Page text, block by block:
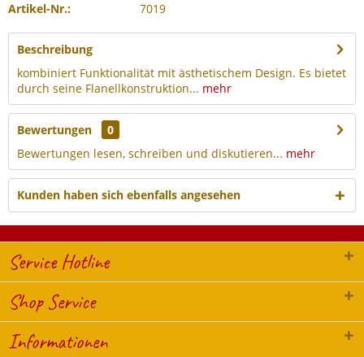
Artikel-Nr.: 7019
Beschreibung
kombiniert Funktionalität mit ästhetischem Design. Es bietet
durch seine Flanellkonstruktion... mehr
Bewertungen
0
Bewertungen lesen, schreiben und diskutieren... mehr
Kunden haben sich ebenfalls angesehen
Service Hotline
Shop Service
Informationen